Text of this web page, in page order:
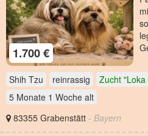
1.700 €
Shih Tzu reinrassig
Zucht
5 Monate 1 Woche alt
83355 Grabenstätt - Bayern